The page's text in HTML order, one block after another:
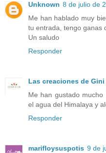
Unknown 8 de julio de
Me han hablado muy
tu entrada, tengo ganas
Un saludo
Responder
Las creaciones de Gini
Me han gustado
el agua del Himalaya y
Responder
marifloysuspotis 9 de